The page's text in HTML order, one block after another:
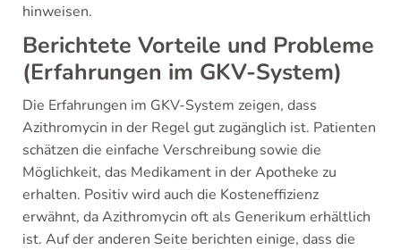
hinweisen.
Berichtete Vorteile und Probleme
(Erfahrungen im GKV-System)
Die Erfahrungen im GKV-System zeigen, dass
Azithromycin in der Regel gut zugänglich ist. Patienten
schätzen die einfache Verschreibung sowie die
Möglichkeit, das Medikament in der Apotheke zu
erhalten. Positiv wird auch die Kosteneffizienz
erwähnt, da Azithromycin oft als Generikum erhältlich
ist. Auf der anderen Seite berichten einige, dass die